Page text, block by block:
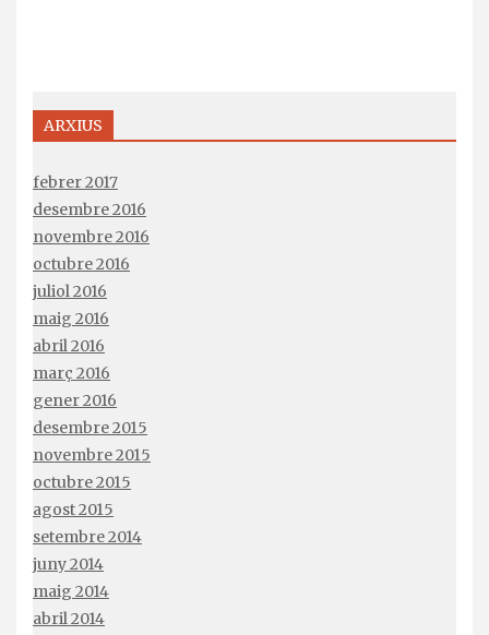
ARXIUS
febrer 2017
desembre 2016
novembre 2016
octubre 2016
juliol 2016
maig 2016
abril 2016
març 2016
gener 2016
desembre 2015
novembre 2015
octubre 2015
agost 2015
setembre 2014
juny 2014
maig 2014
abril 2014